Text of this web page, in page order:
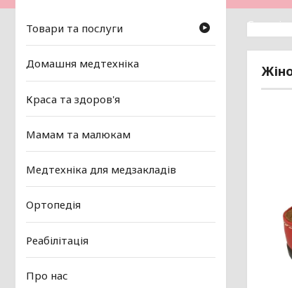
Статті
Товари та послуги
Домашня медтехніка
Краса та здоров'я
Мамам та малюкам
Медтехніка для медзакладів
Ортопедія
Реабілітація
Про нас